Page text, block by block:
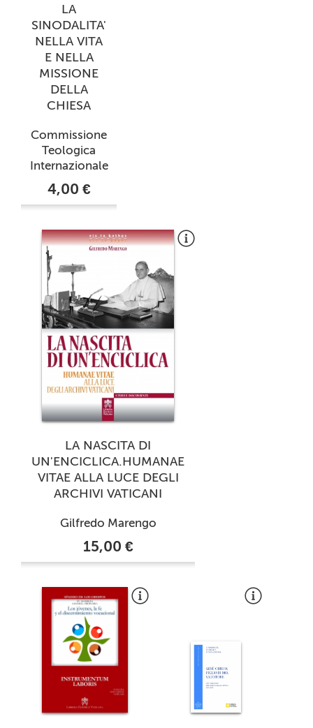
LA
SINODALITA'
NELLA VITA
E NELLA
MISSIONE
DELLA
CHIESA
Commissione
Teologica
Internazionale
4,00 €
LA NASCITA DI
UN'ENCICLICA.HUMANAE
VITAE ALLA LUCE DEGLI
ARCHIVI VATICANI
Gilfredo Marengo
15,00 €